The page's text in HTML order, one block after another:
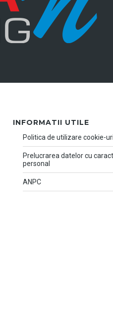
INFORMATII UTILE
Politica de utilizare cookie-uri
Prelucrarea datelor cu
personal
ANPC